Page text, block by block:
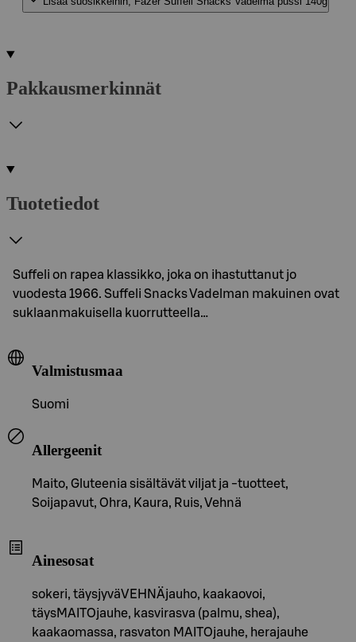
Pakkausmerkinnät
Tuotetiedot
Suffeli on rapea klassikko, joka on ihastuttanut jo
vuodesta 1966. Suffeli Snacks Vadelman makuinen ovat
suklaanmakuisella kuorrutteella…
Valmistusmaa
Suomi
Allergeenit
Maito, Gluteenia sisältävät viljat ja -tuotteet,
Soijapavut, Ohra, Kaura, Ruis, Vehnä
Ainesosat
sokeri, täysjyväVEHNÄjauho, kaakaovoi,
täysMAITOjauhe, kasvirasva (palmu, shea),
kaakaomassa, rasvaton MAITOjauhe, herajauhe